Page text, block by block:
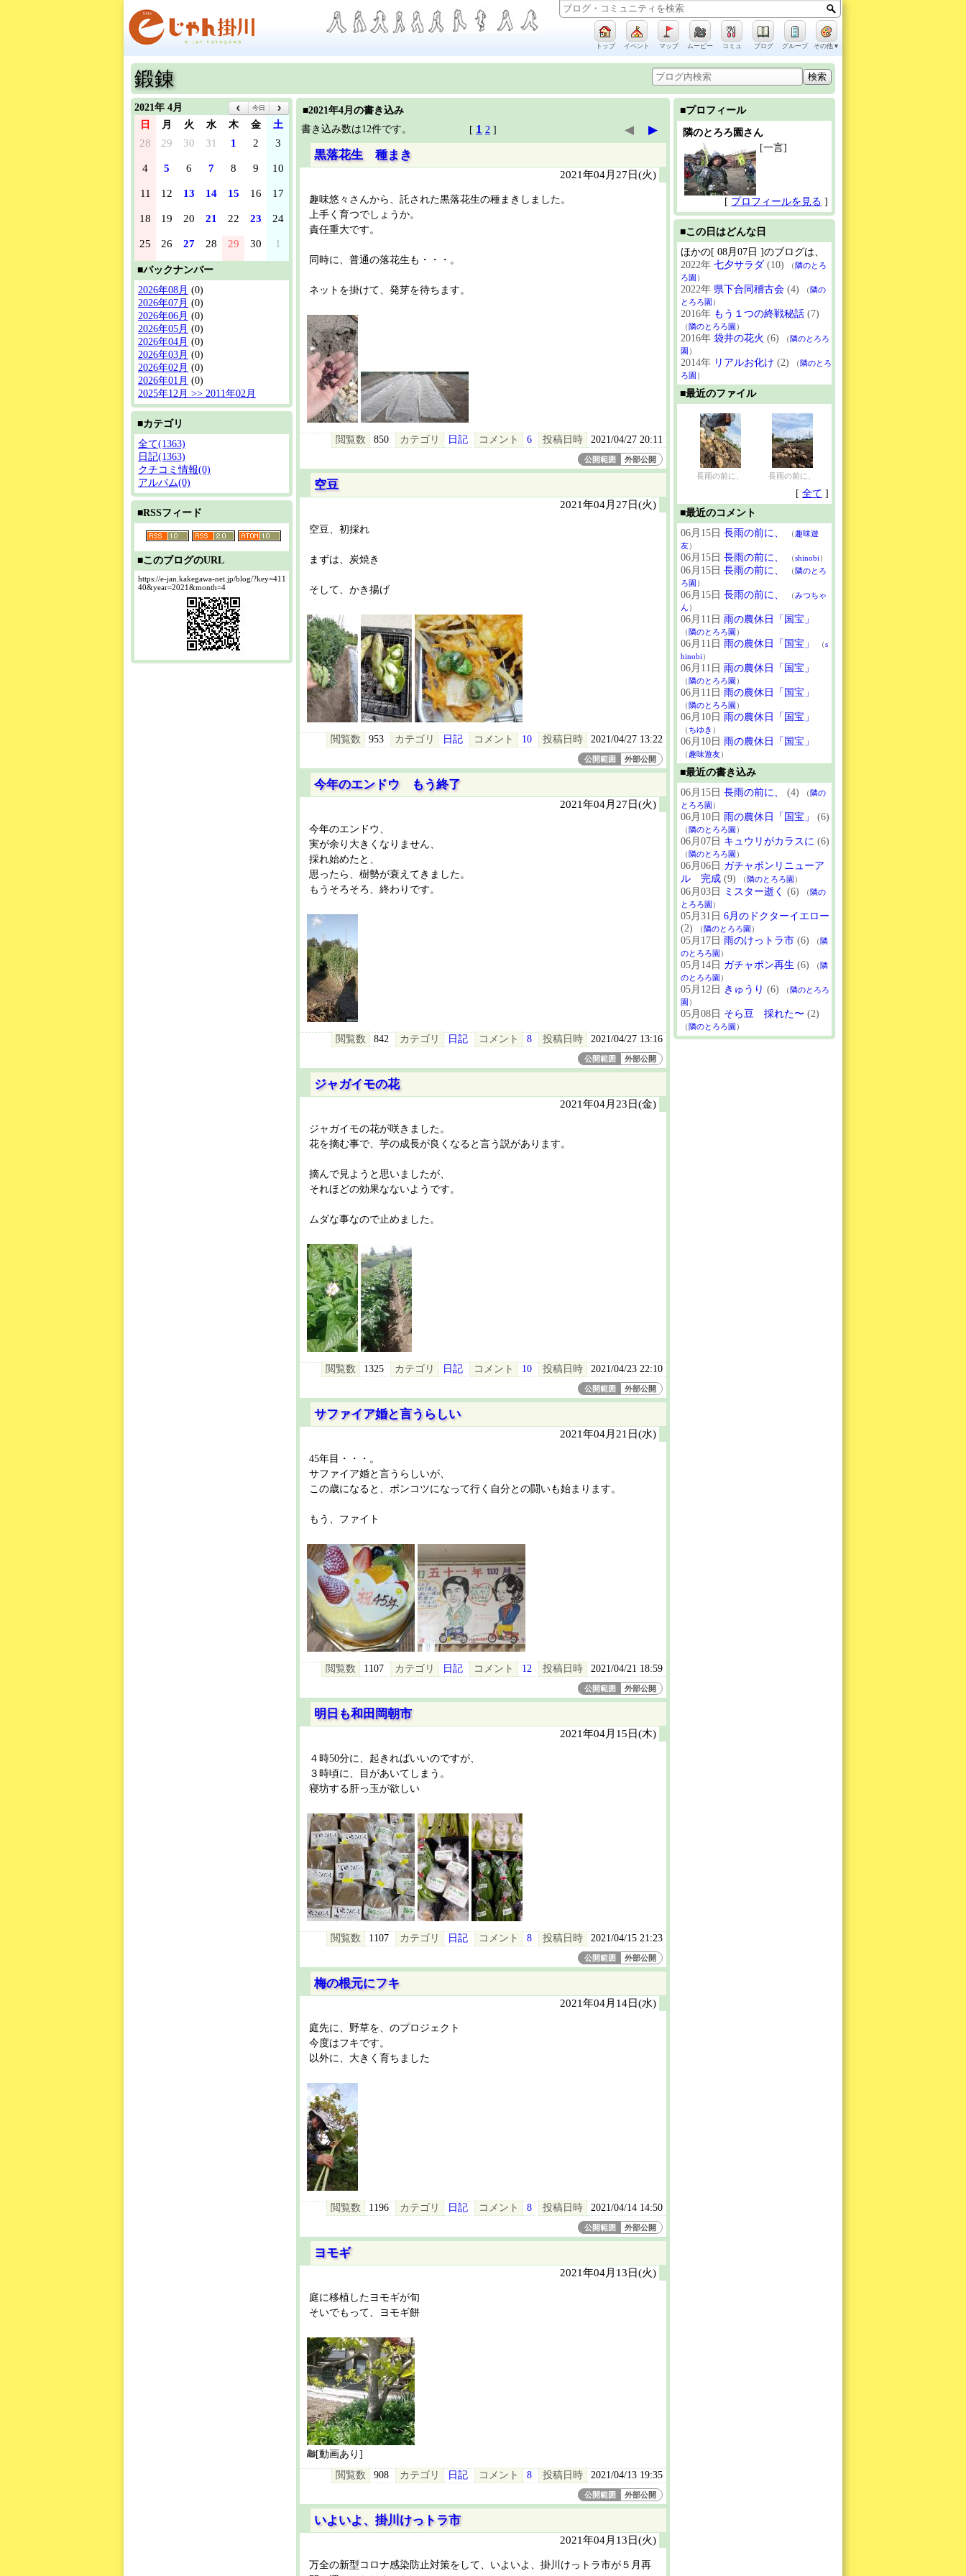
トップ イベント マップ ムービー コミュ ブログ グループ その他▼
鍛錬
2021年 4月 今日
日 月 火 水 木 金 土
28 29 30 31 1 2 3
4 5 6 7 8 9 10
11 12 13 14 15 16 17
18 19 20 21 22 23 24
25 26 27 28 29 30 1
■バックナンバー
2026年08月 (0)
2026年07月 (0)
2026年06月 (0)
2026年05月 (0)
2026年04月 (0)
2026年03月 (0)
2026年02月 (0)
2026年01月 (0)
2025年12月 >> 2011年02月
■カテゴリ
全て(1363)
日記(1363)
クチコミ情報(0)
アルバム(0)
■RSSフィード
■このブログのURL
https://e-jan.kakegawa-net.jp/blog/?key=411
40&year=2021&month=4
■2021年4月の書き込み
書き込み数は12件です。
[ 1 2 ] ◀
▶
黒落花生 種まき
2021年04月27日(火)
趣味悠々さんから、託された黒落花生の種まきしました。
上手く育つでしょうか。
責任重大です。
同時に、普通の落花生も・・・。
ネットを掛けて、発芽を待ちます。
閲覧数 850 カテゴリ 日記 コメント 6 投稿日時 2021/04/27 20:11
公開範囲 外部公開
空豆
2021年04月27日(火)
空豆、初採れ
まずは、炭焼き
そして、かき揚げ
閲覧数 953 カテゴリ 日記 コメント 10 投稿日時 2021/04/27 13:22
公開範囲 外部公開
今年のエンドウ もう終了
2021年04月27日(火)
今年のエンドウ、
実が余り大きくなりません、
採れ始めたと、
思ったら、樹勢が衰えてきました。
もうそろそろ、終わりです。
閲覧数 842 カテゴリ 日記 コメント 8 投稿日時 2021/04/27 13:16
公開範囲 外部公開
ジャガイモの花
2021年04月23日(金)
ジャガイモの花が咲きました。
花を摘む事で、芋の成長が良くなると言う説があります。
摘んで見ようと思いましたが、
それほどの効果なないようです。
ムダな事なので止めました。
閲覧数 1325 カテゴリ 日記 コメント 10 投稿日時 2021/04/23 22:10
公開範囲 外部公開
サファイア婚と言うらしい
2021年04月21日(水)
45年目・・・。
サファイア婚と言うらしいが、
この歳になると、ポンコツになって行く自分との闘いも始まります。
もう、ファイト
閲覧数 1107 カテゴリ 日記 コメント 12 投稿日時 2021/04/21 18:59
公開範囲 外部公開
明日も和田岡朝市
2021年04月15日(木)
４時50分に、起きればいいのですが、
３時頃に、目があいてしまう。
寝坊する肝っ玉が欲しい
閲覧数 1107 カテゴリ 日記 コメント 8 投稿日時 2021/04/15 21:23
公開範囲 外部公開
梅の根元にフキ
2021年04月14日(水)
庭先に、野草を、のプロジェクト
今度はフキです。
以外に、大きく育ちました
閲覧数 1196 カテゴリ 日記 コメント 8 投稿日時 2021/04/14 14:50
公開範囲 外部公開
ヨモギ
2021年04月13日(火)
庭に移植したヨモギが旬
そいでもって、ヨモギ餅
[動画あり]
閲覧数
908 カテゴリ 日記 コメント 8 投稿日時 2021/04/13 19:35
公開範囲 外部公開
いよいよ、掛川けっトラ市
2021年04月13日(火)
万全の新型コロナ感染防止対策をして、いよいよ、掛川けっトラ市が５月再
■プロフィール
隣のとろろ園さん
[一言]
[ プロフィールを見る ]
■この日はどんな日
ほかの[ 08月07日 ]のブログは、
2022年 七夕サラダ (10) （隣のとろ
ろ園 ）
2022年 県下合同稽古会 (4) （隣の
とろろ園 ）
2016年 もう１つの終戦秘話 (7)
（隣のとろろ園 ）
2016年 袋井の花火 (6) （隣のとろろ
園 ）
2014年 リアルお化け (2) （隣のとろ
ろ園 ）
■最近のファイル
長雨の前に、 長雨の前に、
[ 全て ]
■最近のコメント
06月15日 長雨の前に、 （趣味遊
友）
06月15日 長雨の前に、 （shinobi ）
06月15日 長雨の前に、 （隣のとろ
ろ園 ）
06月15日 長雨の前に、 （みつちゃ
ん ）
06月11日 雨の農休日「国宝」
（隣のとろろ園 ）
06月11日 雨の農休日「国宝」 （s
hinobi ）
06月11日 雨の農休日「国宝」
（隣のとろろ園 ）
06月11日 雨の農休日「国宝」
（隣のとろろ園 ）
06月10日 雨の農休日「国宝」
（ ちゆき ）
06月10日 雨の農休日「国宝」
（趣味遊友）
■最近の書き込み
06月15日 長雨の前に、 (4) （隣の
とろろ園 ）
06月10日 雨の農休日「国宝」 (6)
（隣のとろろ園 ）
06月07日 キュウリがカラスに (6)
（隣のとろろ園 ）
06月06日 ガチャポンリニューア
ル 完成 (9) （隣のとろろ園 ）
06月03日 ミスター逝く (6) （隣の
とろろ園 ）
05月31日 6月のドクターイエロー
(2)
（隣のとろろ園 ）
05月17日 雨のけっトラ市 (6) （隣
のとろろ園 ）
05月14日 ガチャポン再生 (6) （隣
のとろろ園 ）
05月12日 きゅうり (6) （隣のとろろ
園 ）
05月08日 そら豆 採れた〜 (2)
（隣のとろろ園 ）